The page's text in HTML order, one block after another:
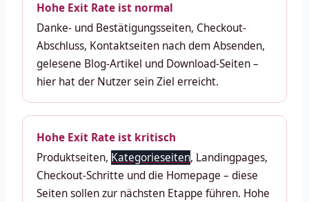
Hohe Exit Rate ist normal
Danke- und Bestätigungsseiten, Checkout-
Abschluss, Kontaktseiten nach dem Absenden,
gelesene Blog-Artikel und Download-Seiten –
hier hat der Nutzer sein Ziel erreicht.
Hohe Exit Rate ist kritisch
Produktseiten, Kategorieseiten, Landingpages,
Checkout-Schritte und die Homepage – diese
Seiten sollen zur nächsten Etappe führen. Hohe